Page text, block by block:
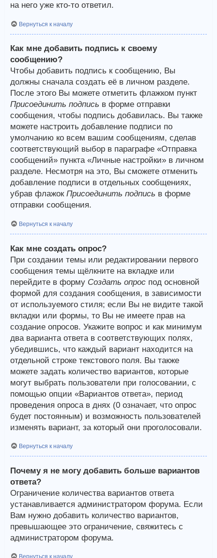
на него уже кто-то ответил.
Вернуться к началу
Как мне добавить подпись к своему
сообщению?
Чтобы добавить подпись к сообщению, Вы
должны сначала создать её в личном разделе.
После этого Вы можете отметить флажком пункт
Присоединить подпись в форме отправки
сообщения, чтобы подпись добавилась. Вы также
можете настроить добавление подписи по
умолчанию ко всем вашим сообщениям, сделав
соответствующий выбор в параграфе «Отправка
сообщений» пункта «Личные настройки» в личном
разделе. Несмотря на это, Вы сможете отменить
добавление подписи в отдельных сообщениях,
убрав флажок Присоединить подпись в форме
отправки сообщения.
Вернуться к началу
Как мне создать опрос?
При создании темы или редактировании первого
сообщения темы щёлкните на вкладке или
перейдите в форму Создать опрос под основной
формой для создания сообщения, в зависимости
от используемого стиля; если Вы не видите такой
вкладки или формы, то Вы не имеете прав на
создание опросов. Укажите вопрос и как минимум
два варианта ответа в соответствующих полях,
убедившись, что каждый вариант находится на
отдельной строке текстового поля. Вы также
можете задать количество вариантов, которые
могут выбрать пользователи при голосовании, с
помощью опции «Вариантов ответа», период
проведения опроса в днях (0 означает, что опрос
будет постоянным) и возможность пользователей
изменять вариант, за который они проголосовали.
Вернуться к началу
Почему я не могу добавить больше вариантов
ответа?
Ограничение количества вариантов ответа
устанавливается администратором форума. Если
Вам нужно добавить количество вариантов,
превышающее это ограничение, свяжитесь с
администратором форума.
Вернуться к началу